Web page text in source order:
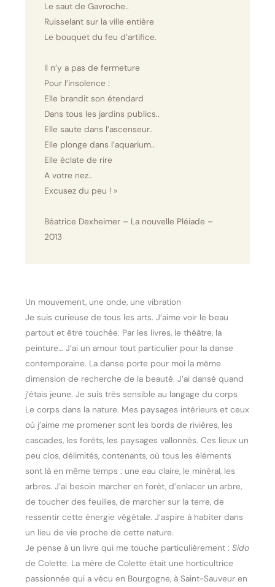
Le saut de Gavroche..
Ruisselant sur la ville entière
Le bouquet du feu d’artifice.
Il n’y a pas de fermeture
Pour l’insolence :
Elle brandit son étendard
Dans tous les jardins publics..
Elle saute dans l’ascenseur..
Elle plonge dans l’aquarium..
Elle éclate de rire
A votre nez..
Excusez du peu ! »
Béatrice Dexheimer – La nouvelle Pléiade –
2013
Un mouvement, une onde, une vibration
Je suis curieuse de tous les arts. J’aime voir le beau
partout et être touchée. Par les livres, le théâtre, la
peinture… J’ai un amour tout particulier pour la danse
contemporaine. La danse porte pour moi la même
dimension de recherche de la beauté. J’ai dansé quand
j’étais jeune. Je suis très sensible au langage du corps
Le corps dans la nature. Mes paysages intérieurs et ceux
où j’aime me promener sont les bords de rivières, les
cascades, les forêts, les paysages vallonnés. Ces lieux un
peu clos, délimités, contenants, où tous les éléments
sont là en même temps : une eau claire, le minéral, les
arbres. J’ai besoin marcher en forêt, d’enlacer un arbre,
de toucher des feuilles, de marcher sur la terre, de
ressentir cette énergie végétale. J’aspire à habiter dans
un lieu de vie proche de cette nature.
Je pense à un livre qui me touche particulièrement :Sido
de Colette. La mère de Colette était une horticultrice
passionnée qui a vécu en Bourgogne, à Saint-Sauveur en